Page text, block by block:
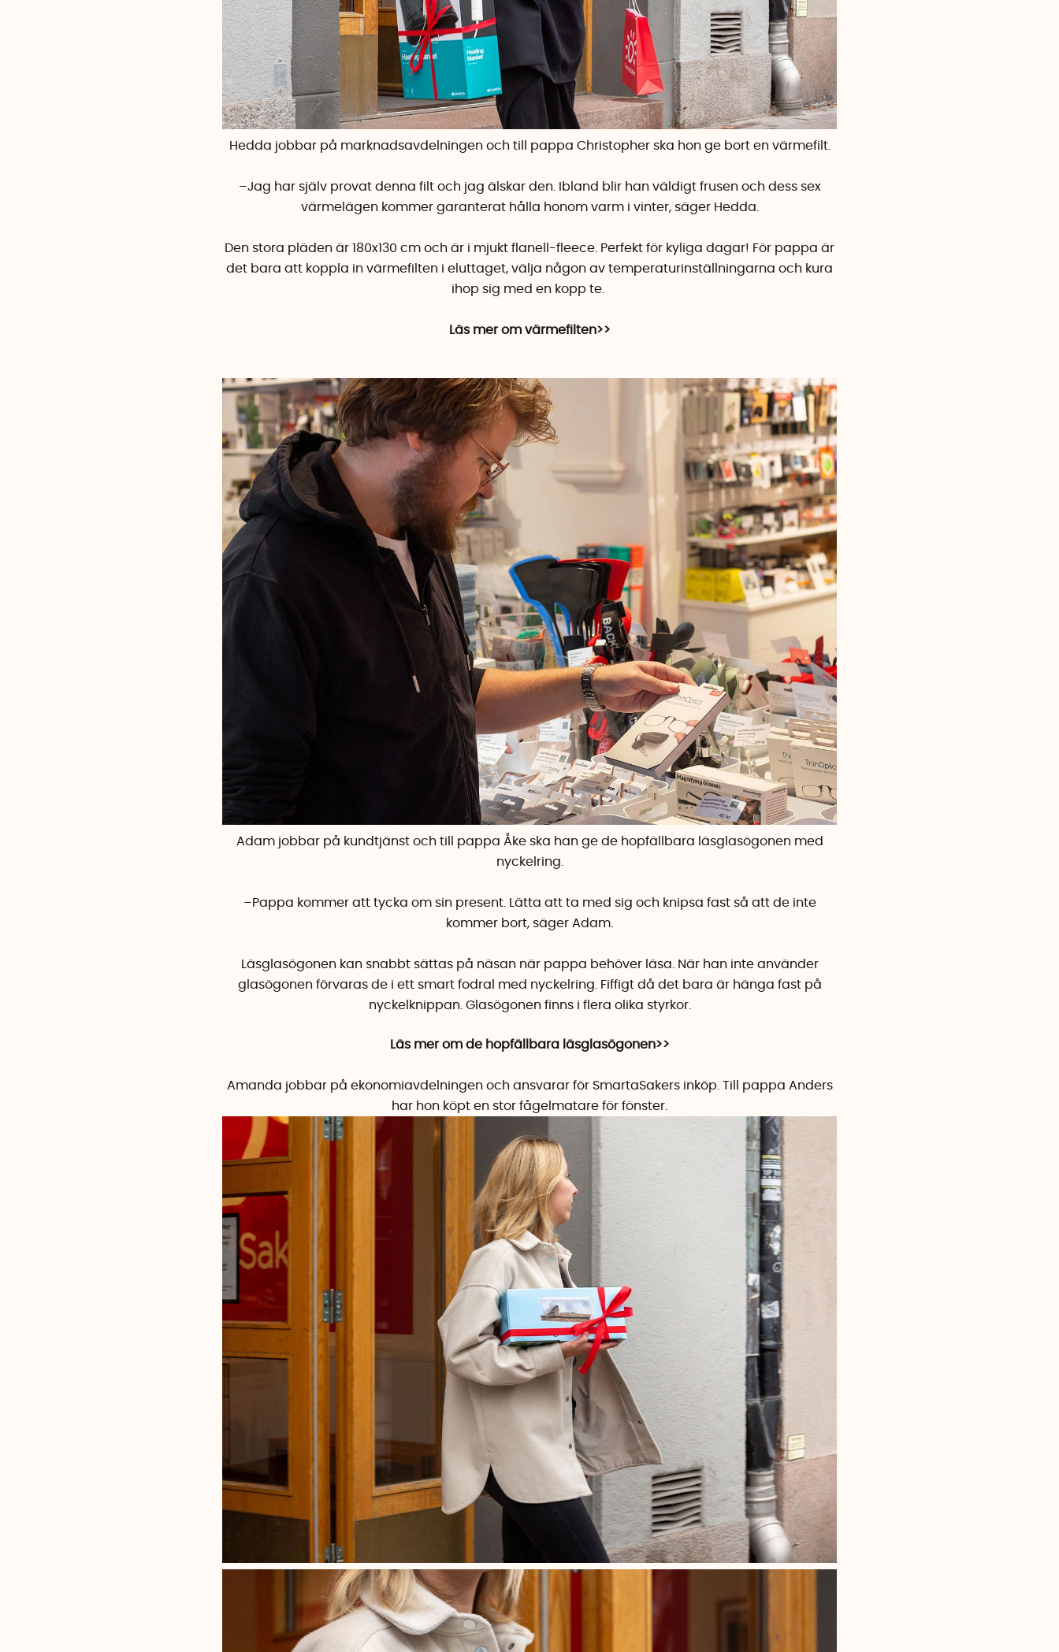
Hedda jobbar på marknadsavdelningen och till pappa Christopher ska hon ge bort en värmefilt.
–Jag har själv provat denna filt och jag älskar den. Ibland blir han väldigt frusen och dess sex
värmelägen kommer garanterat hålla honom varm i vinter, säger Hedda.
Den stora pläden är 180x130 cm och är i mjukt flanell-fleece. Perfekt för kyliga dagar! För pappa är
det bara att koppla in värmefilten i eluttaget, välja någon av temperaturinställningarna och kura
ihop sig med en kopp te.
Läs mer om värmefilten>>
Adam jobbar på kundtjänst och till pappa Åke ska han ge de hopfällbara läsglasögonen med
nyckelring.
–Pappa kommer att tycka om sin present. Lätta att ta med sig och knipsa fast så att de inte
kommer bort, säger Adam.
Läsglasögonen kan snabbt sättas på näsan när pappa behöver läsa. När han inte använder
glasögonen förvaras de i ett smart fodral med nyckelring. Fiffigt då det bara är hänga fast på
nyckelknippan. Glasögonen finns i flera olika styrkor.
Läs mer om de hopfällbara läsglasögonen>>
Amanda jobbar på ekonomiavdelningen och ansvarar för SmartaSakers inköp. Till pappa Anders
har hon köpt en stor fågelmatare för fönster.